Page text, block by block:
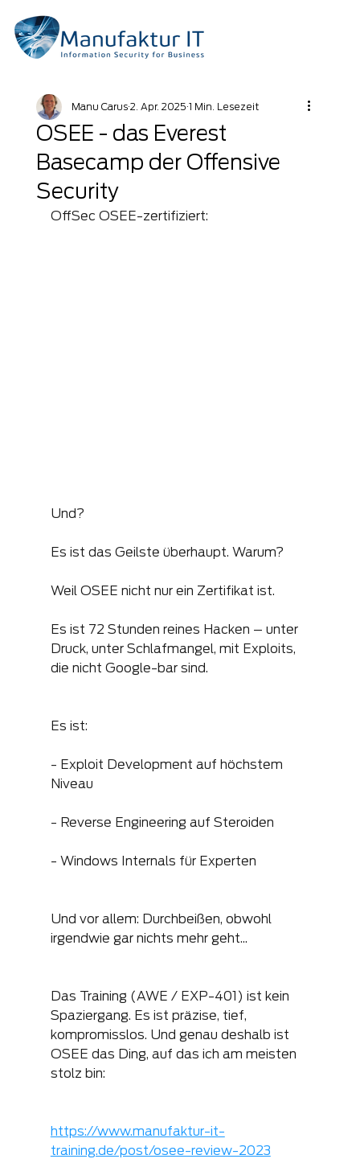
OSEE - das Everest
Basecamp der Offensive
Security
Manu Carus 2. Apr. 2025 1 Min. Lesezeit
OffSec OSEE-zertifiziert:
Und?
Es ist das Geilste überhaupt. Warum?
Weil OSEE nicht nur ein Zertifikat ist.
Es ist 72 Stunden reines Hacken – unter
Druck, unter Schlafmangel, mit Exploits,
die nicht Google-bar sind.
Es ist:
- Exploit Development auf höchstem
Niveau
- Reverse Engineering auf Steroiden
- Windows Internals für Experten
Und vor allem: Durchbeißen, obwohl
irgendwie gar nichts mehr geht...
Das Training (AWE / EXP-401) ist kein
Spaziergang. Es ist präzise, tief,
kompromisslos. Und genau deshalb ist
OSEE das Ding, auf das ich am meisten
stolz bin:
https://www.manufaktur-it-
training.de/post/osee-review-2023